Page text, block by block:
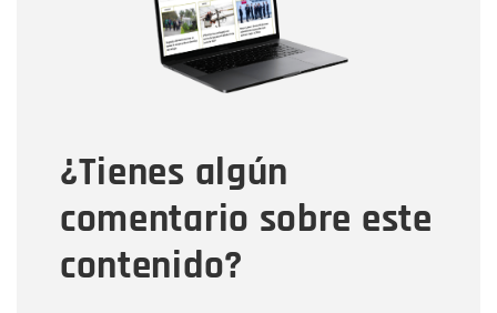
¿Tienes algún
comentario sobre este
contenido?
Tipo de comentario
Mensaje